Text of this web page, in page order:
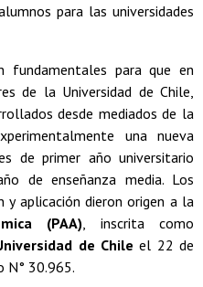
para las universidades
fundamentales para que en
de la Universidad de Chile,
desde mediados de la
una nueva
de primer año universitario
de enseñanza media. Los
aplicación dieron origen a la
(PAA) , inscrita como
de Chile el 22 de
N° 30.965.